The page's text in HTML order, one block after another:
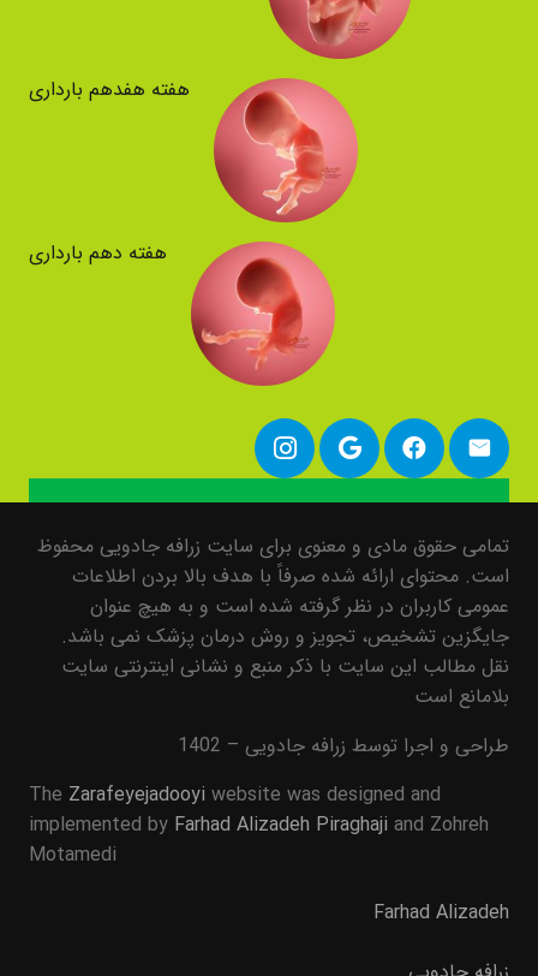
هفته هفدهم بارداری
هفته دهم بارداری
تمامی حقوق مادی و معنوی برای سایت زرافه جادویی محفوظ
است. محتوای ارائه شده صرفاً با هدف بالا بردن اطلاعات
عمومی کاربران در نظر گرفته شده است و به هیچ عنوان
جایگزین تشخیص، تجویز و روش درمان پزشک نمی باشد.
نقل مطالب این سایت با ذکر منبع و نشانی اینترنتی سایت
بلامانع است
طراحی و اجرا توسط زرافه جادویی – 1402
The Zarafeyejadooyi website was designed and
implemented by Farhad Alizadeh Piraghaji and Zohreh
Motamedi
Farhad Alizadeh